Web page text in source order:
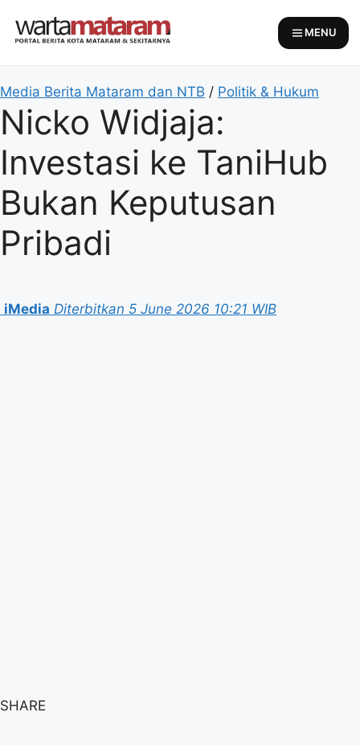
MENU
Media Berita Mataram dan NTB / Politik & Hukum
Nicko Widjaja:
Investasi ke TaniHub
Bukan Keputusan
Pribadi
iMedia Diterbitkan 5 June 2026 10:21 WIB
SHARE